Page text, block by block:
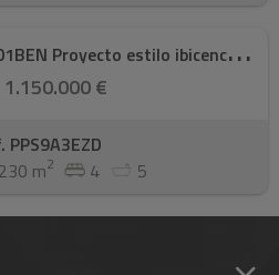
4
601BEN Proyecto estilo ibicenco con licencia ...
1.150.000 €
PPS9A3EZD
230 m2 4 5